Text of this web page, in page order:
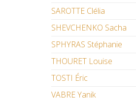
SAROTTE Clélia
SHEVCHENKO Sacha
SPHYRAS Stéphanie
THOURET Louise
TOSTI Éric
VABRE Yanik